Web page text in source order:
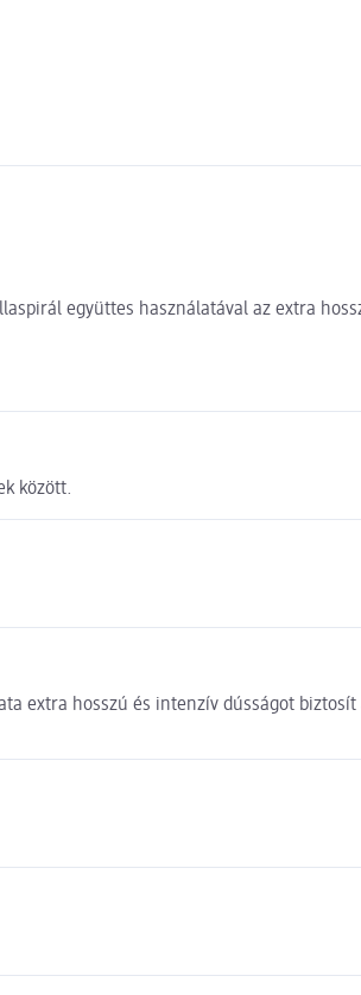
együttes használatával az extra
között.
extra hosszú és intenzív dússágot